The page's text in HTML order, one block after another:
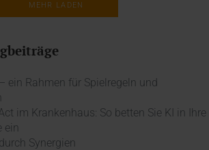
MEHR LADEN
– ein Rahmen für Spielregeln und
im Krankenhaus: So betten Sie KI in Ihre
ein
Synergien